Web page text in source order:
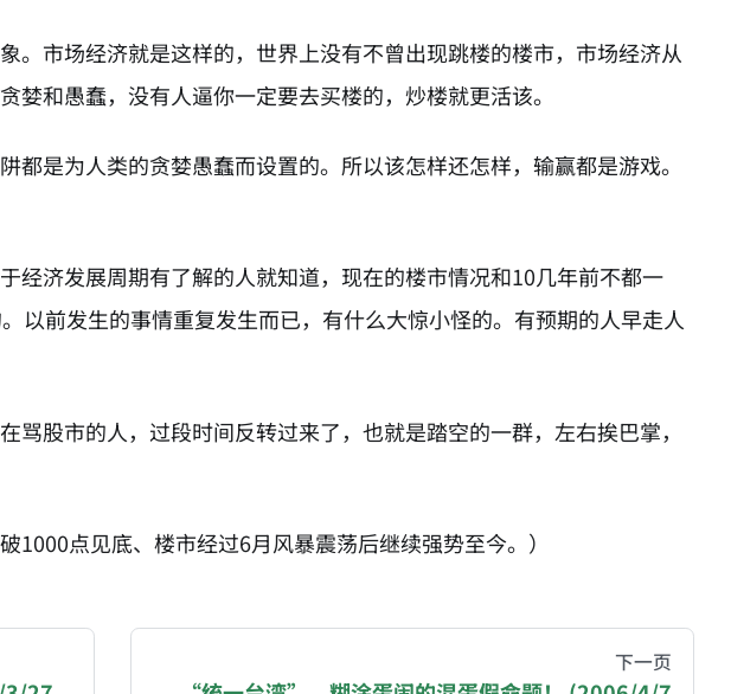
。市场经济就是这样的，世界上没有不曾出现跳楼的楼市，市场经济从
和愚蠢，没有人逼你一定要去买楼的，炒楼就更活该。
是为人类的贪婪愚蠢而设置的。所以该怎样还怎样，输赢都是游戏。
经济发展周期有了解的人就知道，现在的楼市情况和10几年前不都一
以前发生的事情重复发生而已，有什么大惊小怪的。有预期的人早走人
股市的人，过段时间反转过来了，也就是踏空的一群，左右挨巴掌，
1000点见底、楼市经过6月风暴震荡后继续强势至今。）
open-access archive of all original writings by the Chinese blogger
下一页